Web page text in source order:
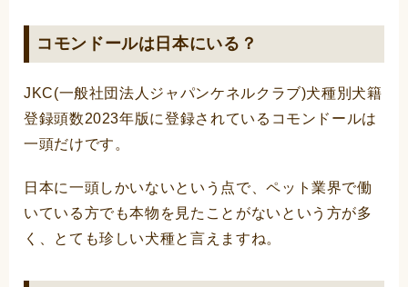
コモンドールは日本にいる？
JKC(一般社団法人ジャパンケネルクラブ)犬種別犬籍
登録頭数2023年版に登録されているコモンドールは
一頭だけです。
日本に一頭しかいないという点で、ペット業界で働
いている方でも本物を見たことがないという方が多
く、とても珍しい犬種と言えますね。